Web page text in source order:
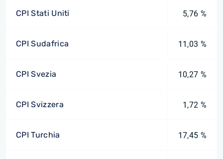
CPI Stati Uniti 5,76 %
CPI Sudafrica 11,03 %
CPI Svezia 10,27 %
CPI Svizzera 1,72 %
CPI Turchia 17,45 %